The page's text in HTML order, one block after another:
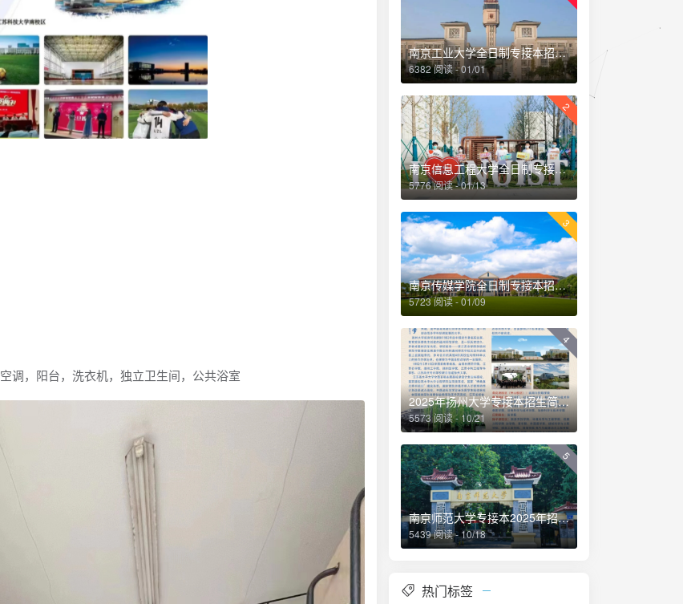
调，阳台，洗衣机，独立卫生间，公共浴室
南京工业大学全日制专接本招生简章-专转本落榜考生就读本科另外一种途径
6382 阅读 - 01/01
2
南京信息工程大学全日制专接本招生简章-专转本落榜考生就读本科另外一种途径
5776 阅读 - 01/13
3
南京传媒学院全日制专接本招生简章-专转本落榜考生就读本科另外一种途径
5723 阅读 - 01/09
4
2025年扬州大学专接本招生简介！
5573 阅读 - 10/21
5
南京师范大学专接本2025年招生简章
5439 阅读 - 10/18
热门标签